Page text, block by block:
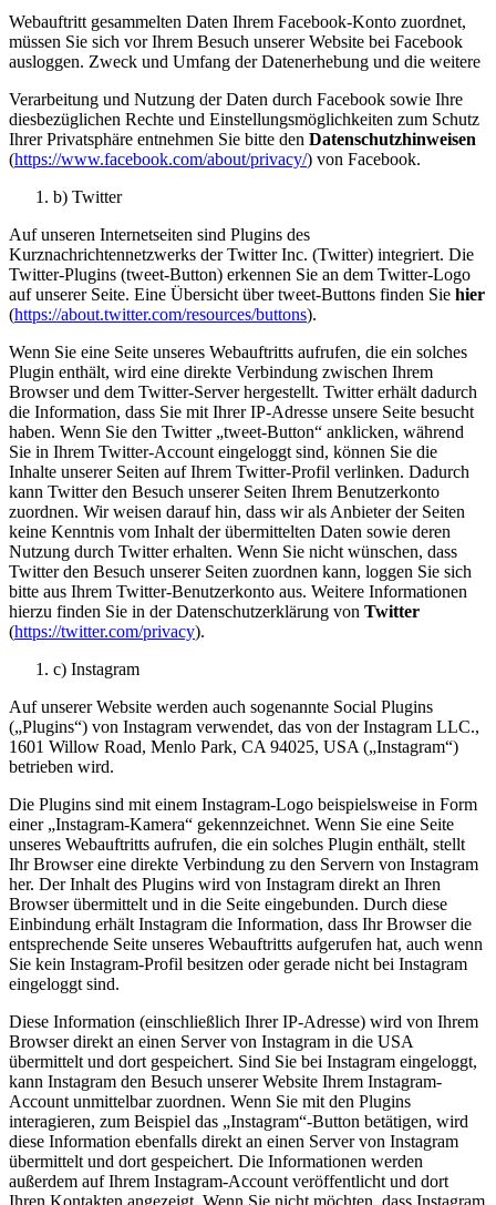
Webauftritt gesammelten Daten Ihrem Facebook-Konto zuordnet,
müssen Sie sich vor Ihrem Besuch unserer Website bei Facebook
ausloggen. Zweck und Umfang der Datenerhebung und die weitere
Verarbeitung und Nutzung der Daten durch Facebook sowie Ihre
diesbezüglichen Rechte und Einstellungsmöglichkeiten zum Schutz
Ihrer Privatsphäre entnehmen Sie bitte den Datenschutzhinweisen
(https://www.facebook.com/about/privacy/) von Facebook.
b) Twitter
Auf unseren Internetseiten sind Plugins des
Kurznachrichtennetzwerks der Twitter Inc. (Twitter) integriert. Die
Twitter-Plugins (tweet-Button) erkennen Sie an dem Twitter-Logo
auf unserer Seite. Eine Übersicht über tweet-Buttons finden Sie hier
(https://about.twitter.com/resources/buttons).
Wenn Sie eine Seite unseres Webauftritts aufrufen, die ein solches
Plugin enthält, wird eine direkte Verbindung zwischen Ihrem
Browser und dem Twitter-Server hergestellt. Twitter erhält dadurch
die Information, dass Sie mit Ihrer IP-Adresse unsere Seite besucht
haben. Wenn Sie den Twitter „tweet-Button“ anklicken, während
Sie in Ihrem Twitter-Account eingeloggt sind, können Sie die
Inhalte unserer Seiten auf Ihrem Twitter-Profil verlinken. Dadurch
kann Twitter den Besuch unserer Seiten Ihrem Benutzerkonto
zuordnen. Wir weisen darauf hin, dass wir als Anbieter der Seiten
keine Kenntnis vom Inhalt der übermittelten Daten sowie deren
Nutzung durch Twitter erhalten. Wenn Sie nicht wünschen, dass
Twitter den Besuch unserer Seiten zuordnen kann, loggen Sie sich
bitte aus Ihrem Twitter-Benutzerkonto aus. Weitere Informationen
hierzu finden Sie in der Datenschutzerklärung von Twitter
(https://twitter.com/privacy).
c) Instagram
Auf unserer Website werden auch sogenannte Social Plugins
(„Plugins“) von Instagram verwendet, das von der Instagram LLC.,
1601 Willow Road, Menlo Park, CA 94025, USA („Instagram“)
betrieben wird.
Die Plugins sind mit einem Instagram-Logo beispielsweise in Form
einer „Instagram-Kamera“ gekennzeichnet. Wenn Sie eine Seite
unseres Webauftritts aufrufen, die ein solches Plugin enthält, stellt
Ihr Browser eine direkte Verbindung zu den Servern von Instagram
her. Der Inhalt des Plugins wird von Instagram direkt an Ihren
Browser übermittelt und in die Seite eingebunden. Durch diese
Einbindung erhält Instagram die Information, dass Ihr Browser die
entsprechende Seite unseres Webauftritts aufgerufen hat, auch wenn
Sie kein Instagram-Profil besitzen oder gerade nicht bei Instagram
eingeloggt sind.
Diese Information (einschließlich Ihrer IP-Adresse) wird von Ihrem
Browser direkt an einen Server von Instagram in die USA
übermittelt und dort gespeichert. Sind Sie bei Instagram eingeloggt,
kann Instagram den Besuch unserer Website Ihrem Instagram-
Account unmittelbar zuordnen. Wenn Sie mit den Plugins
interagieren, zum Beispiel das „Instagram“-Button betätigen, wird
diese Information ebenfalls direkt an einen Server von Instagram
übermittelt und dort gespeichert. Die Informationen werden
außerdem auf Ihrem Instagram-Account veröffentlicht und dort
Ihren Kontakten angezeigt. Wenn Sie nicht möchten, dass Instagram